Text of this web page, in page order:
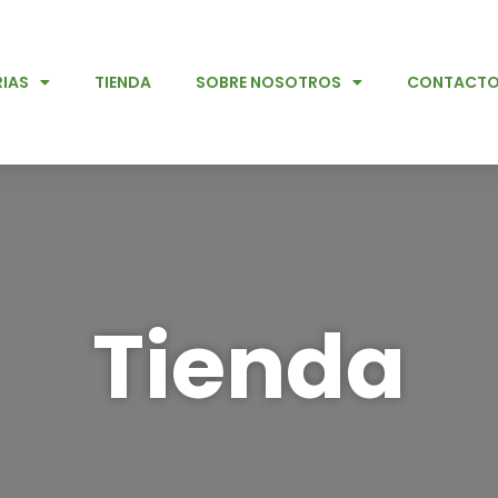
TIENDA SOBRE NOSOTROS CONTACTO
Tienda